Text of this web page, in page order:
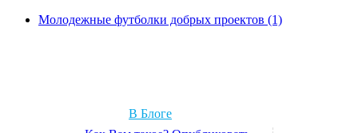
Молодежные футболки добрых проектов (1)
В Блоге